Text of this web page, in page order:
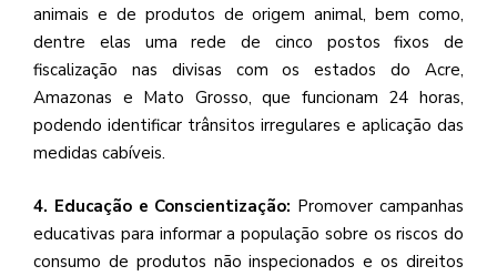
animais e de produtos de origem animal, bem como,
dentre elas uma rede de cinco postos fixos de
fiscalização nas divisas com os estados do Acre,
Amazonas e Mato Grosso, que funcionam 24 horas,
podendo identificar trânsitos irregulares e aplicação das
medidas cabíveis.
4. Educação e Conscientização: Promover campanhas
educativas para informar a população sobre os riscos do
consumo de produtos não inspecionados e os direitos